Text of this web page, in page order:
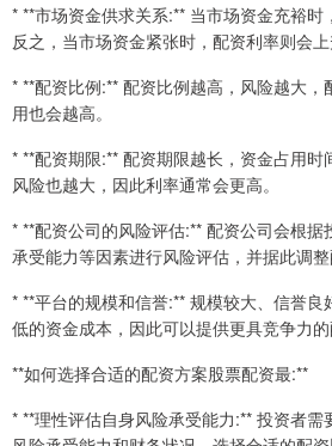
* **市场资金供求关系:** 当市场资金充裕时
反之，当市场资金紧张时，配资利率则会上
* **配资比例:** 配资比例越高，风险越大
用也会越高。
* **配资期限:** 配资期限越长，资金占用时
风险也越大，因此利率通常会更高。
* **配资公司的风险评估:** 配资公司会根
承受能力等因素进行风险评估，并据此调整
* **平台的规模和信誉:** 规模较大、信誉良
低的资金成本，因此可以提供更具竞争力的
**如何选择合适的配资方案股票配资最:**
* **理性评估自身风险承受能力:** 投资者需